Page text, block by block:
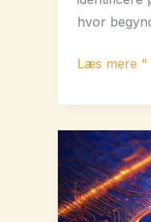
hvor
10
tips
til
identificere
pålidelige
Læs mere "